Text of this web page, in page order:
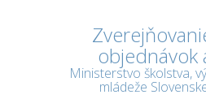
objednávok
Ministerstvo školstva,
mládeže